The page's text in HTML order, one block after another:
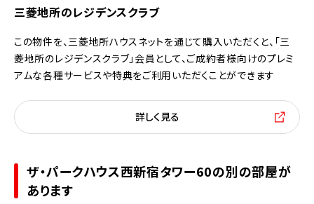
三菱地所のレジデンスクラブ
この物件を、三菱地所ハウスネットを通じて購入いただくと、「三
菱地所のレジデンスクラブ」会員として、ご成約者様向けのプレミ
アムな各種サービスや特典をご利用いただくことができます
詳しく見る
ザ・パークハウス西新宿タワー60の別の部屋が
あります